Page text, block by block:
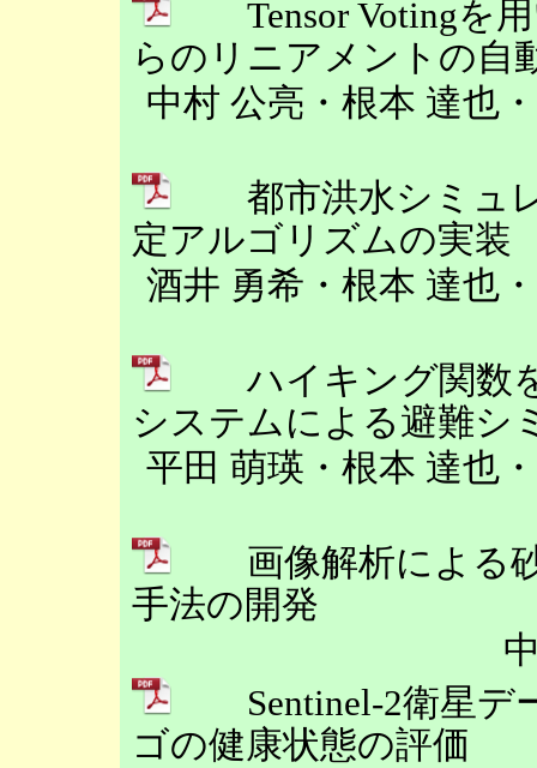
Tensor Votingを用
らのリニアメントの自
中村 公亮・根本 達也
都市洪水シミュレ
定アルゴリズムの実装
酒井 勇希・根本 達也
ハイキング関数を
システムによる避難シ
平田 萌瑛・根本 達也
画像解析による砂
手法の開発
Sentinel-2衛星デ
ゴの健康状態の評価